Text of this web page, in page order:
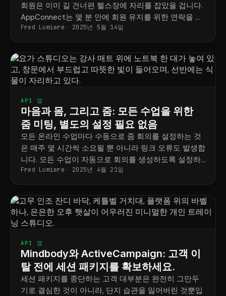
회원은 이미 길 건너편 헬스장에 자리를 잡았을 겁니다.
AppConnect는 몇 분 안에 회원 유지를 위한 연락을 시
작하므로, 회원을 다시 확보할 기회를 놓치지 않을 수 있
습니다.
Fred Lumiere 2025년 5월 14일
API 앱
마음과 몸, 그리고 줌: 모든 수업을 위한
줌 미팅, 별도의 설정 필요 없음
모든 온라인 수업마다 수동으로 줌 회의를 설정하는 것
은 매주 몇 시간씩 소요될 뿐 아니라 링크 오류도 발생합
니다. 모든 수업이 자동으로 회의를 생성하도록 설정하
는 방법을 알려드립니다.
Fred Lumiere 2025년 4월 21일
API 앱
Mindbody와 ActiveCampaign: 고객 이
탈 전에 세션 패키지를 확보하세요.
세션 패키지를 중단하는 고객 대부분은 완전히 그만두
기로 결심한 것이 아니라, 단지 습관을 잃어버린 것뿐입